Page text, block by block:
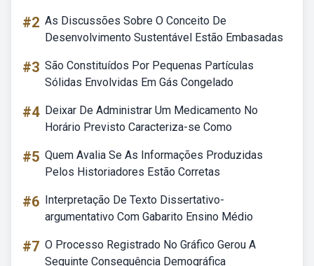
#2 As Discussões Sobre O Conceito De
Desenvolvimento Sustentável Estão Embasadas
#3 São Constituídos Por Pequenas Partículas
Sólidas Envolvidas Em Gás Congelado
#4 Deixar De Administrar Um Medicamento No
Horário Previsto Caracteriza-se Como
#5 Quem Avalia Se As Informações Produzidas
Pelos Historiadores Estão Corretas
#6 Interpretação De Texto Dissertativo-
argumentativo Com Gabarito Ensino Médio
#7 O Processo Registrado No Gráfico Gerou A
Seguinte Consequência Demográfica